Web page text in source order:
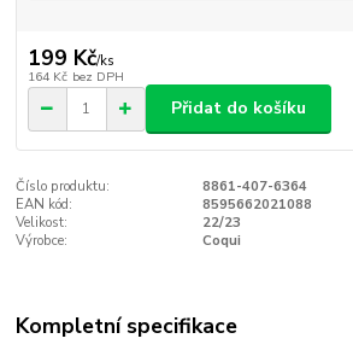
199 Kč/ks
164 Kč bez DPH
Přidat do košíku
Číslo produktu:
8861-407-6364
EAN kód:
8595662021088
Velikost:
22/23
Výrobce:
Coqui
Kompletní specifikace